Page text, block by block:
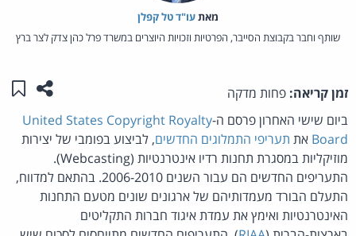
מאת‏עו"ד טל קפלן
שותף וחבר בקבוצת הסייבר, הפרטיות וזכויות היוצרים במשרד פרל כהן צדק לצר ברץ
זמן קריאה: פחות מדקה שתפו
ביום שישי האחרון פרסם ה-United States Copyright Royalty
Board את תעריפי התמלוגים החדשים, לביצוע בפומבי של יצירות
מוזיקליות במסגרת תחנות רדיו אינטרנטיות (Webcasting).
התעריפים החדשים הם עבור השנים 2006-2010. בהתאם למדווח,
התעלם הבורד מעמדותיהם של ארגונים שונים מטעם התחנות
האינטרנטיות ואימץ את עמדת איגוד חברות התקליטים